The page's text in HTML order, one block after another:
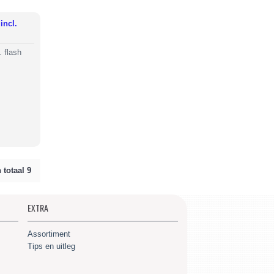
flash
totaal 9
EXTRA
Assortiment
Tips en uitleg